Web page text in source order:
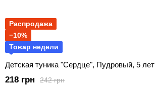
Распродажа
−10%
Товар недели
Детская туника "Сердце", Пудровый, 5 лет
242 грн
218 грн